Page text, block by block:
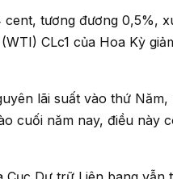
CLc1 của Hoa Kỳ
cuối năm nay, điều này